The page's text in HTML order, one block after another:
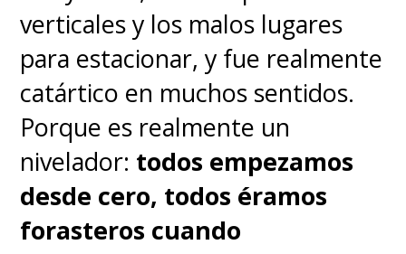
enfadarse con el jefe está
prohibido. Así que,
potencialmente, si no estás
de acuerdo con el jefe, tal vez
lo mejor sea sonreírle y
decirle 'jódete' con la mirada
verticales y los malos lugares
para estacionar, y fue realmente
catártico en muchos sentidos.
Porque es realmente un
nivelador: todos empezamos
desde cero, todos éramos
forasteros cuando